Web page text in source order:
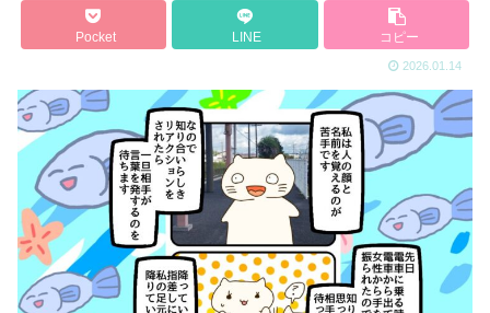
Pocket LINE コピー
2026.01.14